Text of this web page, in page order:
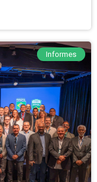
Informes